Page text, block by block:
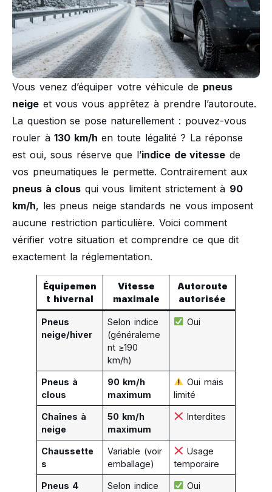
Vous venez d’équiper votre véhicule de pneus
neige et vous vous apprêtez à prendre l’autoroute.
La question se pose naturellement : pouvez-vous
rouler à130 km/h en toute légalité ? La réponse
est oui, sous réserve que l’indice de vitesse de
vos pneumatiques le permette. Contrairement aux
pneus à clous qui vous limitent strictement à 90
km/h, les pneus neige standards ne vous imposent
aucune restriction particulière. Voici comment
vérifier votre situation et comprendre ce que dit
exactement la réglementation.
Équipemen
t hivernal
Vitesse
maximale
Autoroute
autorisée
Pneus
neige/hiver
Selon indice
(généraleme
nt ≥190
km/h)
Oui
Pneus à
clous
90 km/h
maximum
Oui mais
limité
Chaînes à
neige
50 km/h
maximum
Interdites
Chaussette
s
Variable (voir
emballage)
Usage
temporaire
Pneus 4
Selon indice Oui